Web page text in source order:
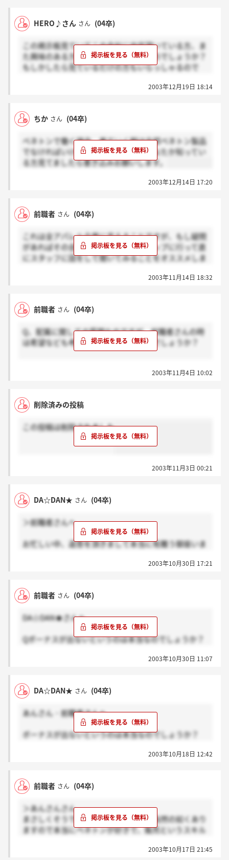
いと思います。会社によっては私服OKのところもあり
ますが、ベネトンは店員の方々を見るとやはり皆さん
アパレルって会社によって千差万別なので、直接店員
の方に聞いてみるとよいと思います。社割やシーズン
毎の支給などあるかもしれませんよ。
HERO♪さん さん (04卒)
この掲示板見ていてこの会社に内定頂いている方、ま
た興味のある方、一体何人くらいいるのでしょうか？
もしかしたら見ているだけの方もいらっしゃるので
な持っている不安は同じではないかと思います。どこ
たいな。せっかくの機会なので情報交換しませんか？
＞ちかさん
やっぱりそうなんじゃないですかねぇ。私も詳しくは
わからないですけど。本当にいい意味で「動くマネキ
るのもスタッフの「動き」ではないでしょうか。難し
風にもっと色々お話しませんか？
2003年12月19日 18:14
ちか さん (04卒)
ベネトンで働く場合 着ていく服は全部ベネトン製品
でなければいけないのでしょうか？どなたか知ってい
る方見てましたら書き込みお願いします。
2003年12月14日 17:20
前職者 さん (04卒)
これは全アパレル企業に言えることですが、もし疑問
があればその会社の運営しているショップに行って直
にスタッフに話をして聞いてみることをオススメしま
ら入って職場環境を見て探す方が良いと思われます。
2003年11月14日 18:32
前職者 さん (04卒)
Q、配属に関しての質問なのですが、前職者さんの時
は希望なども考慮していただけましたでしょうか？
Q、人事面などの評価方法は個人予算達成以外の他に
はどの様な方法をとられておられたのでしょうか？
A、ランキングに載ることが評価される唯一の方法で
はないでしょうか？
後、私事で申し訳ないのですがあまり自身のことがバ
2003年11月4日 10:02
削除済みの投稿
この投稿は削除されました
2003年11月3日 00:21
DA☆DAN★ さん (04卒)
＞前職者さんへ
お忙しい中、返答を頂きまして本当に有難う御座いま
ナビの待遇の箇所を見た際には賞与年二回とあり、一
応プリントアウトしておいた用紙があるのですが
無いんですね・・。数社内定後、悩んだ挙句に進路を
ベンマーケットさんに決めたため、ナビ記載事項と待
遇が違っていて正直ショックです。
あと配属に関しての質問なのですが、前職者さんの時
属方法がどのようなものなのかハッキリしていないの
で、もし宜しければお伺いしたいと思っております。
また、人事面などの評価方法は個人予算達成以外の他
にはどの様な方法をとられておられたのでしょうか？
最後になるのですが、あんさんもおっしゃられている
のですが、賞与は無いにしろ、給与額はそれなりに
費用面などもお答えできる範囲でよろしければ、お伺
いしたいと思っております。
質問ばかりして申し訳御座いません。
何かと不安も御座いましてたくさん質問してしまいま
した。お時間が御座いましたら、またお答えしていた
2003年10月30日 17:21
前職者 さん (04卒)
DA☆DAN★さんへ
Qボーナスが出ないというのは本当なのでしょうか？
いる人はいませんよ。まず、もらえないと考えて間違
Q募集要項にも年二回賞与あり
ね。答えは上記と同じです。
Q昇給は実績による。
ともらえるインセンティブ制度がありますが、それ以
Q配属店舗によっての良し悪しがある
す。また、先輩（アルバイト）も関わってきます。お
店によってやり方が違うので最初は疑問を持つことが
多いかもしれません。
Q研修や内定者セミナーなどは御座いましたか?
2003年10月30日 11:07
DA☆DAN★ さん (04卒)
あんさん・前職者さんへ
ボーナスが出ないというのは本当なのでしょうか？
と記されていましたのでそんな事は無いと思うのです
が、一年目の夏のボーナスは無いにしろ、冬はあった
のではないでしょうか？あと、配属店舗によっての良
内定者セミナーなどは御座いましたか?全く今になっ
ても連絡が無いので少し気になりました。
お忙しいところ申し訳ありませんが、返答していただ
2003年10月18日 12:42
前職者 さん (04卒)
＞あんさんさん
まさしくそうですね。サービス残業も当然の如くあり
ますので本当にベネトンが好きで、販売というスキル
2003年10月17日 21:45